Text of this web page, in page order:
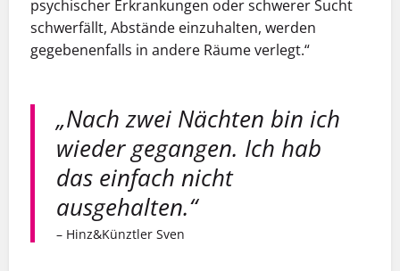
psychischer Erkrankungen oder schwerer Sucht
schwerfällt, Abstände einzuhalten, werden
gegebenenfalls in andere Räume verlegt.“
„Nach zwei Nächten bin ich
wieder gegangen. Ich hab
das einfach nicht
ausgehalten.“
– Hinz&Künztler Sven